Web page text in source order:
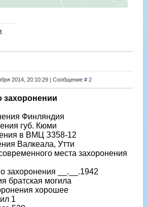
2014, 20:10:29 | Сообщение # 2
Финляндия
губ. Кюми
в ВМЦ З358-12
Валкеала, Утти
места захоронения
захоронения __.__.1942
братская могила
хорошее
1